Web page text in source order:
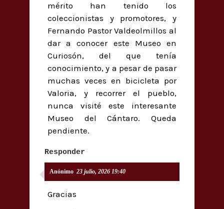
mérito han tenido los
coleccionistas y promotores, y
Fernando Pastor Valdeolmillos al
dar a conocer este Museo en
Curiosón, del que tenía
conocimiento, y a pesar de pasar
muchas veces en bicicleta por
Valoria, y recorrer el pueblo,
nunca visité este interesante
Museo del Cántaro. Queda
pendiente.
Responder
Anónimo 23 julio, 2026 19:40
Gracias